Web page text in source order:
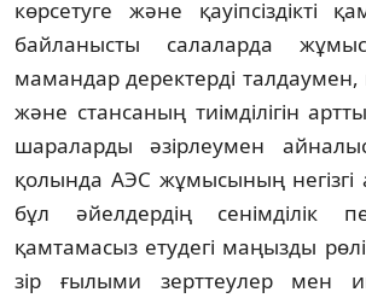
көрсетуге және қауіпсіздікті
байланысты салаларда
мамандар деректерді
және стансаның тиімділігін
шараларды әзірлеумен
қолында АЭС жұмысының негізгі
бұл әйелдердің сенімділік
қамтамасыз етудегі маңызды
зір ғылыми зерттеулер мен